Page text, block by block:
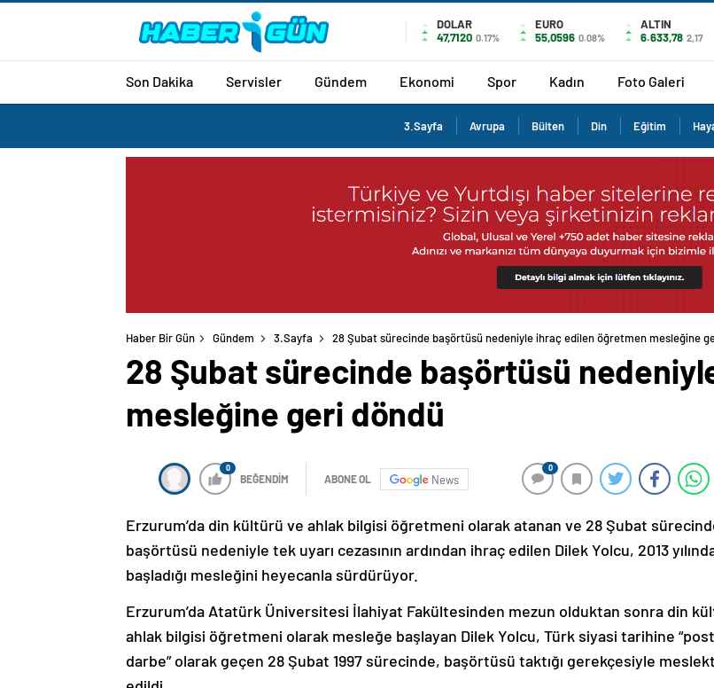
DOLAR
47,7120 0.17%
EURO
55,0596 0.08%
ALTIN
6.633,78 2,17
Son Dakika Servisler Gündem Ekonomi Spor Kadın Foto Galeri
3.Sayfa Avrupa Bülten Din Eğitim
Haber Bir Gün Gündem 3.Sayfa 28 Şubat sürecinde başörtüsü nedeniyle ihraç edilen öğretmen mesleğine
28 Şubat sürecinde başörtüsü
mesleğine geri döndü
0
BEĞENDİM ABONE OL News
0
Erzurum’da din kültürü ve ahlak bilgisi öğretmeni olarak atanan ve 28 Şubat
başörtüsü nedeniyle tek uyarı cezasının ardından ihraç edilen Dilek Yolcu, 2013
başladığı mesleğini heyecanla sürdürüyor.
Erzurum’da Atatürk Üniversitesi İlahiyat Fakültesinden mezun olduktan sonra din
ahlak bilgisi öğretmeni olarak mesleğe başlayan Dilek Yolcu, Türk siyasi tarihine
darbe” olarak geçen 28 Şubat 1997 sürecinde, başörtüsü taktığı gerekçesiyle